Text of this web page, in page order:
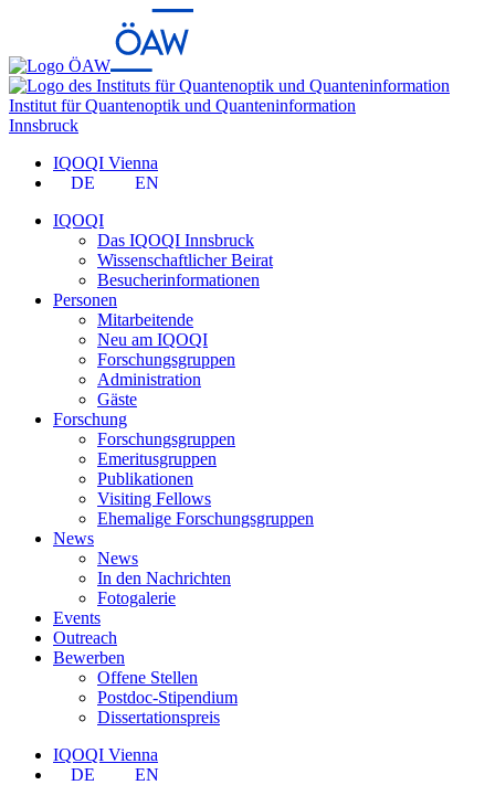
Institut für Quantenoptik und Quanteninformation
Innsbruck
IQOQI Vienna
DE
EN
IQOQI
Das IQOQI Innsbruck
Wissenschaftlicher Beirat
Besucherinformationen
Personen
Mitarbeitende
Neu am IQOQI
Forschungsgruppen
Administration
Gäste
Forschung
Forschungsgruppen
Emeritusgruppen
Publikationen
Visiting Fellows
Ehemalige Forschungsgruppen
News
News
In den Nachrichten
Fotogalerie
Events
Outreach
Bewerben
Offene Stellen
Postdoc-Stipendium
Dissertationspreis
IQOQI Vienna
DE
EN